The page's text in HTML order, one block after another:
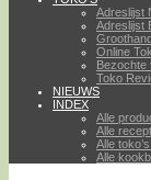
Adreslijst
Adreslijst
Online
Bezochte
Toko
NIEUWS
INDEX
Alle
Alle
Alle
Alle